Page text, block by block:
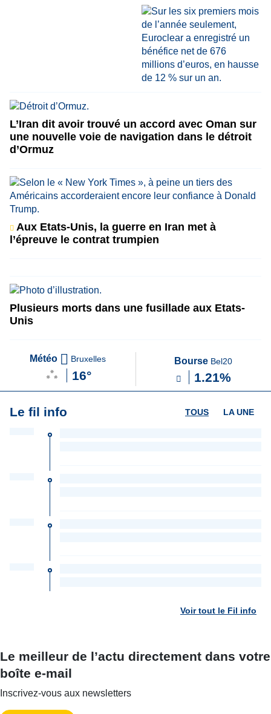
L’Iran dit avoir trouvé un accord avec Oman sur
une nouvelle voie de navigation dans le détroit
d’Ormuz
Aux Etats-Unis, la guerre en Iran met à
l’épreuve le contrat trumpien
Plusieurs morts dans une fusillade aux Etats-
Unis
Météo Bruxelles
16°
Bourse Bel20
1.21%
Le fil info LA UNE
TOUS
Voir tout le Fil info
Le meilleur de l’actu directement dans votre
boîte e-mail
Inscrivez-vous aux newsletters